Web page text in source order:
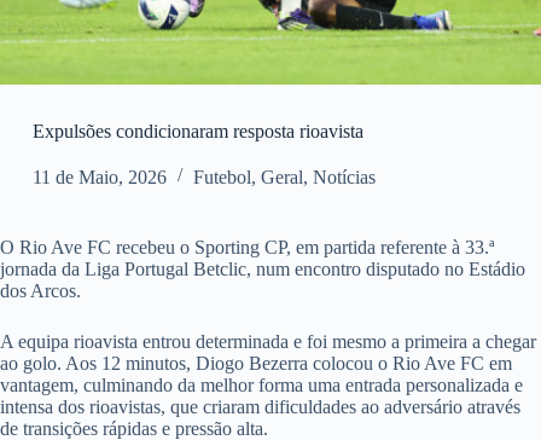
Expulsões condicionaram resposta rioavista
11 de Maio, 2026 Futebol, Geral, Notícias
O Rio Ave FC recebeu o Sporting CP, em partida referente à 33.ª
jornada da Liga Portugal Betclic, num encontro disputado no Estádio
dos Arcos.
A equipa rioavista entrou determinada e foi mesmo a primeira a chegar
ao golo. Aos 12 minutos, Diogo Bezerra colocou o Rio Ave FC em
vantagem, culminando da melhor forma uma entrada personalizada e
intensa dos rioavistas, que criaram dificuldades ao adversário através
de transições rápidas e pressão alta.